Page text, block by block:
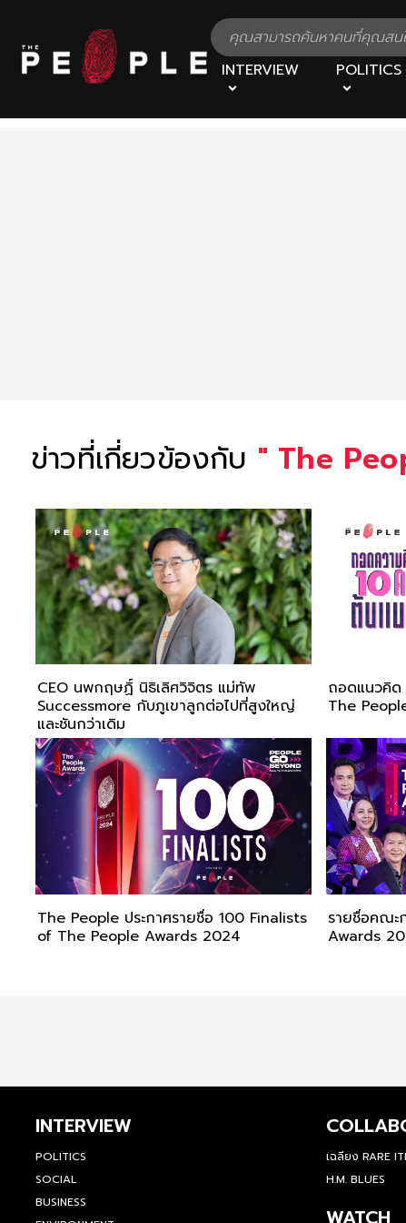
INTERVIEW POLITICS
ข่าวที่เกี่ยวข้องกับ " The
CEO นพกฤษฏิ์ นิธิเลิศวิจิตร แม่ทัพ
Successmore กับภูเขาลูกต่อไปที่สูงใหญ่
และชันกว่าเดิม
ถอดแนวคิด
The
The People ประกาศรายชื่อ 100 Finalists
of The People Awards 2024
รายชื่อคณะ
Awards
INTERVIEW
POLITICS
SOCIAL
BUSINESS
เฉลียง RARE
H.M. BLUES
WATCH